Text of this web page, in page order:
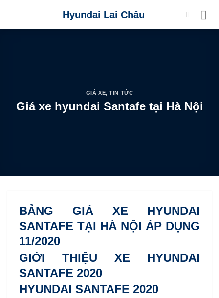
content
Hyundai Lai Châu
GIÁ XE,TIN TỨC
Giá xe hyundai Santafe tại Hà Nội
BẢNG GIÁ XE HYUNDAI
SANTAFE TẠI HÀ NỘI ÁP DỤNG
11/2020
GIỚI THIỆU XE HYUNDAI
SANTAFE 2020
HYUNDAI SANTAFE 2020